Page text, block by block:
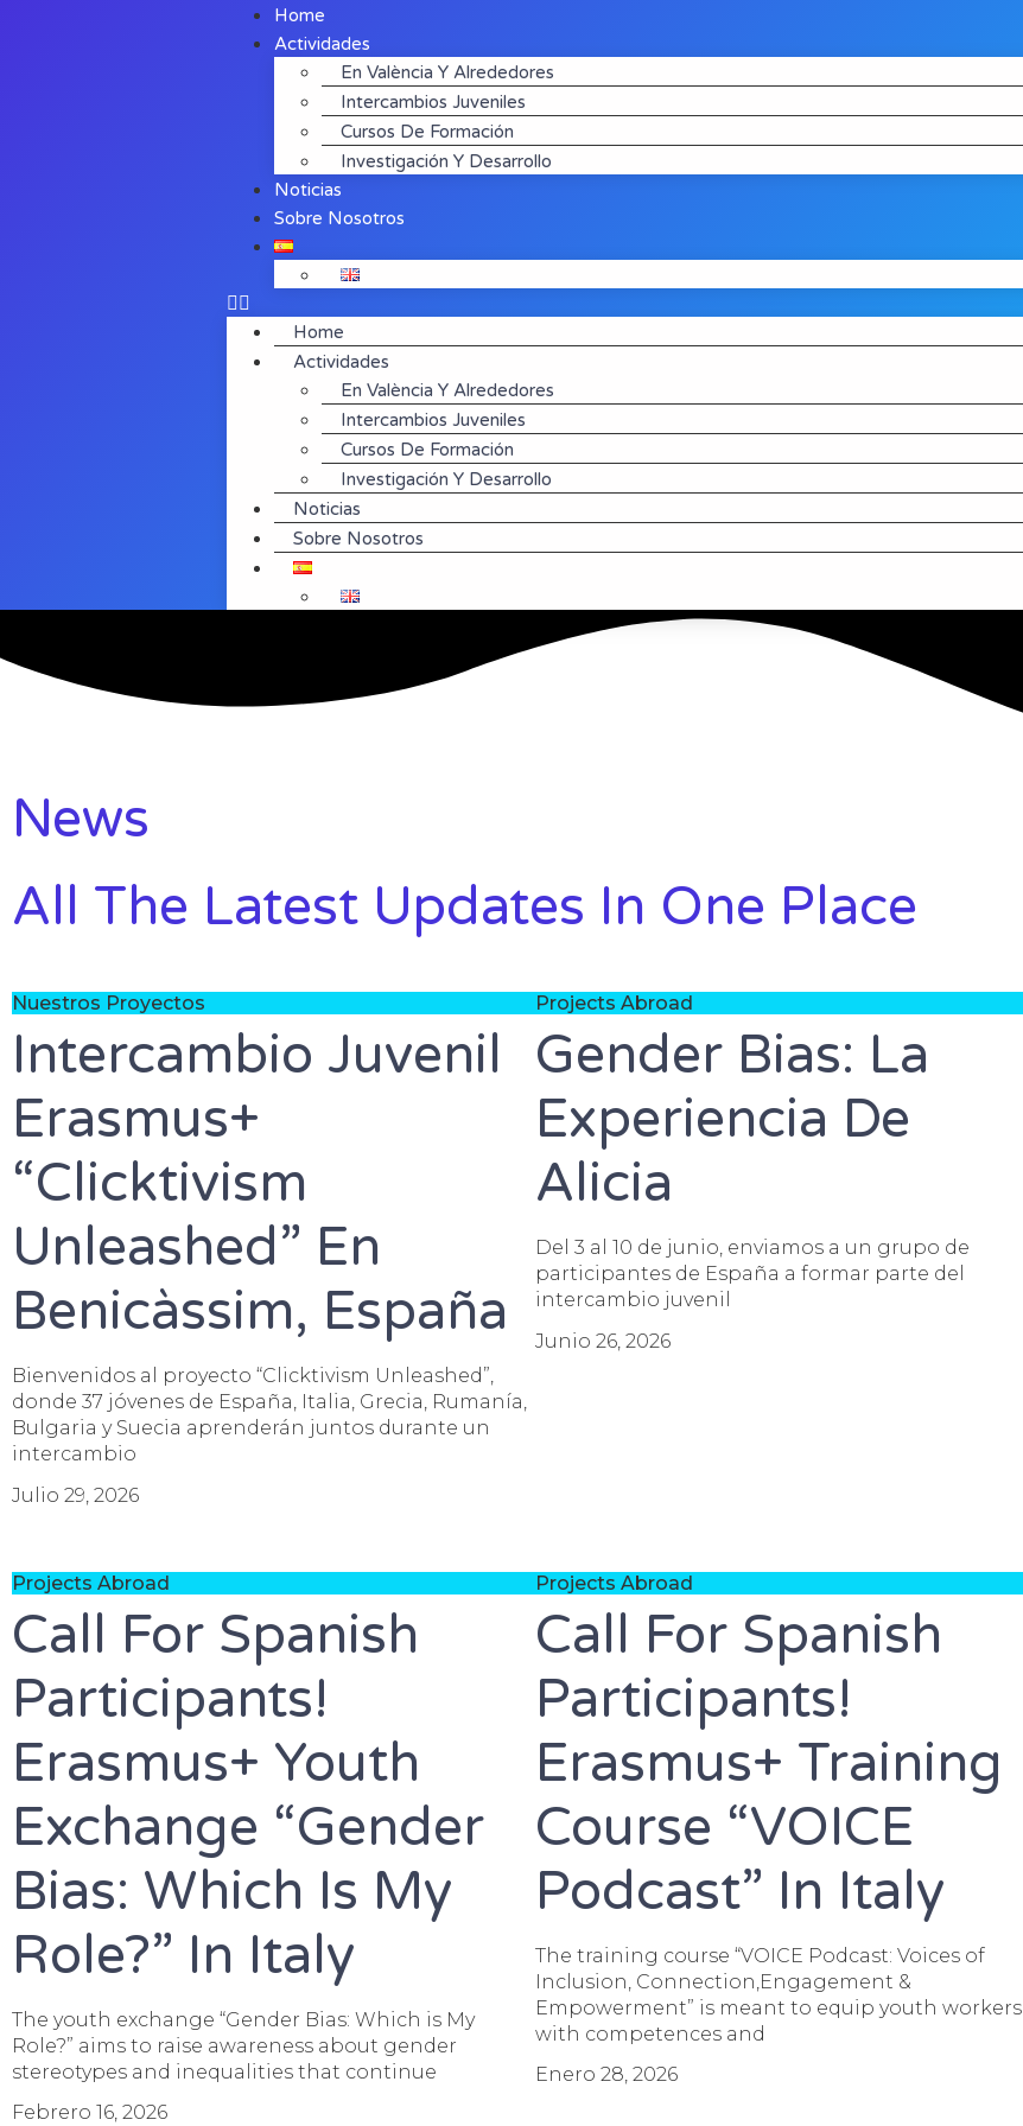
Home
Actividades
En València Y Alrededores
Intercambios Juveniles
Cursos De Formación
Investigación Y Desarrollo
Noticias
Sobre Nosotros
Home
Actividades
En València Y Alrededores
Intercambios Juveniles
Cursos De Formación
Investigación Y Desarrollo
Noticias
Sobre Nosotros
News
All The Latest Updates In One Place
Nuestros Proyectos
Intercambio Juvenil
Erasmus+
“Clicktivism
Unleashed” En
Benicàssim, España
Bienvenidos al proyecto “Clicktivism Unleashed”,
donde 37 jóvenes de España, Italia, Grecia, Rumanía,
Bulgaria y Suecia aprenderán juntos durante un
intercambio
Julio 29, 2026
Projects Abroad
Gender Bias: La
Experiencia De
Alicia
Del 3 al 10 de junio, enviamos a un grupo de
participantes de España a formar parte del
intercambio juvenil
Junio 26, 2026
Projects Abroad
Call For Spanish
Participants!
Erasmus+ Youth
Exchange “Gender
Bias: Which Is My
Role?” In Italy
The youth exchange “Gender Bias: Which is My
Role?” aims to raise awareness about gender
stereotypes and inequalities that continue
Febrero 16, 2026
Projects Abroad
Call For Spanish
Participants!
Erasmus+ Training
Course “VOICE
Podcast” In Italy
The training course “VOICE Podcast: Voices of
Inclusion, Connection,Engagement &
Empowerment” is meant to equip youth workers
with competences and
Enero 28, 2026